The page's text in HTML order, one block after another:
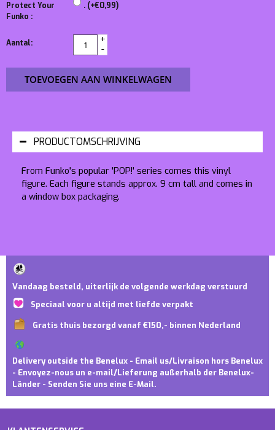
Protect Your
Funko :
. (+€0,99)
Aantal:
+
-
TOEVOEGEN AAN WINKELWAGEN
PRODUCTOMSCHRIJVING
From Funko's popular 'POP!' series comes this vinyl
figure. Each figure stands approx. 9 cm tall and comes in
a window box packaging.
Vandaag besteld, uiterlijk de volgende werkdag verstuurd
Speciaal voor u altijd met liefde verpakt
Gratis thuis bezorgd vanaf €150,- binnen Nederland
Delivery outside the Benelux - Email us/Livraison hors Benelux
- Envoyez-nous un e-mail/Lieferung außerhalb der Benelux-
Länder - Senden Sie uns eine E-Mail.